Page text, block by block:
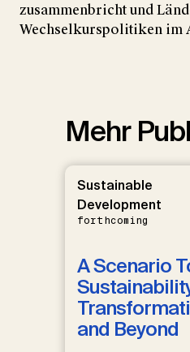
zusammenbricht und
Wechselkurspolitiken im
Mehr
Sustainable
Development
forthcoming
A Scenario
and Beyond